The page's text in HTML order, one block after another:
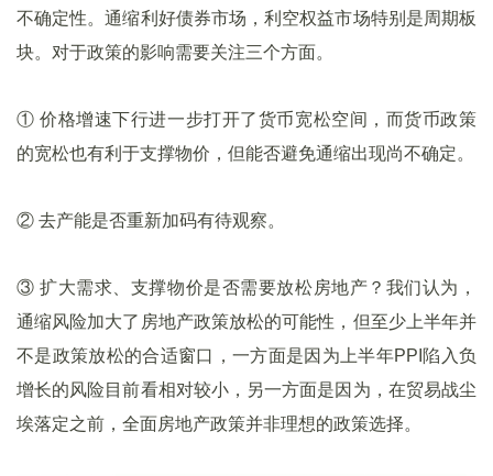
不确定性。通缩利好债券市场，利空权益市场特别是周期板
块。对于政策的影响需要关注三个方面。
① 价格增速下行进一步打开了货币宽松空间，而货币政策
的宽松也有利于支撑物价，但能否避免通缩出现尚不确定。
② 去产能是否重新加码有待观察。
③ 扩大需求、支撑物价是否需要放松房地产？我们认为，
通缩风险加大了房地产政策放松的可能性，但至少上半年并
不是政策放松的合适窗口，一方面是因为上半年PPI陷入负
增长的风险目前看相对较小，另一方面是因为，在贸易战尘
埃落定之前，全面房地产政策并非理想的政策选择。